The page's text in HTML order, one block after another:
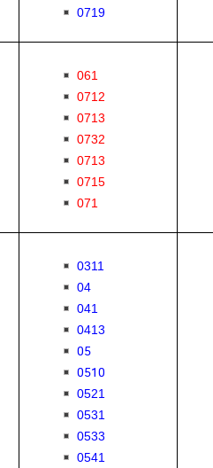
0719
061
0712
0713
0732
0713
0715
071
0311
04
041
0413
05
0510
0521
0531
0533
0541